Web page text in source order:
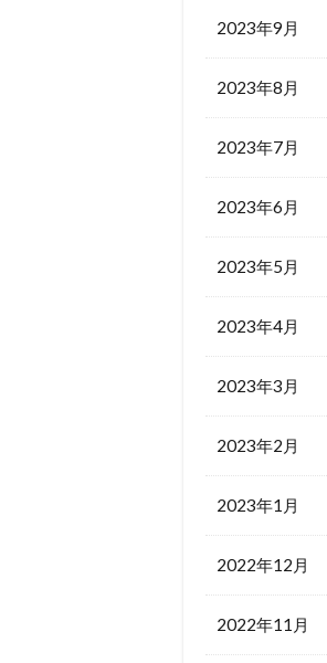
2023年9月
2023年8月
2023年7月
2023年6月
2023年5月
2023年4月
2023年3月
2023年2月
2023年1月
2022年12月
2022年11月